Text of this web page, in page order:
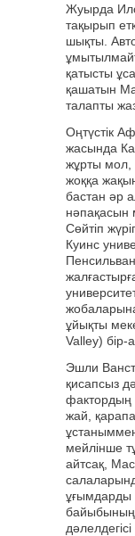
Жуырда
тақырып
шықты.
қатысты
қашатын
талапты
Оңтүстік
жасында
жұрты мол,
жоққа
бастан әр
нәпақасын
Сөйтіп
Куинс
ұйықты
Valley) бір-
Эшли
қисапсыз
фактордың
жай,
мейлінше
айтсақ,
ұғымдарды
байыбының
дәлелдегісі